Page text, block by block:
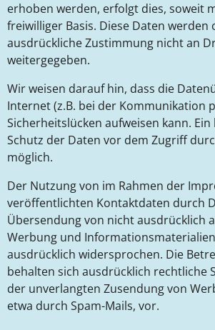
erhoben werden, erfolgt dies, soweit
freiwilliger Basis. Diese Daten werden
ausdrückliche Zustimmung nicht an
weitergegeben.
Wir weisen darauf hin, dass die
Internet (z.B. bei der Kommunikation
Sicherheitslücken aufweisen kann.
Schutz der Daten vor dem Zugriff
möglich.
Der Nutzung von im Rahmen der
veröffentlichten Kontaktdaten durch
Übersendung von nicht ausdrücklich
Werbung und
ausdrücklich widersprochen. Die
behalten sich ausdrücklich rechtliche
der unverlangten Zusendung von
etwa durch Spam-Mails, vor.